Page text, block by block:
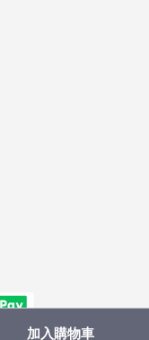
加入購物車